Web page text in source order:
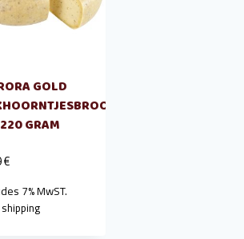
GOLD
GRAM
€
7% MwST.
shipping